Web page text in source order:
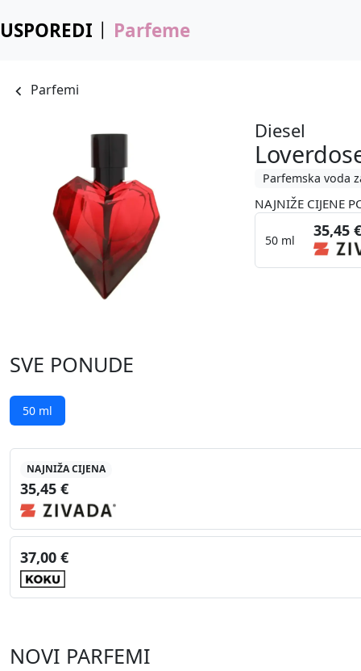
USPOREDI Parfeme
Parfemi
Diesel
Parfemska voda
NAJNIŽE CIJENE
50 ml
35,45
SVE PONUDE
50 ml
NAJNIŽA CIJENA
35,45 €
37,00 €
NOVI PARFEMI